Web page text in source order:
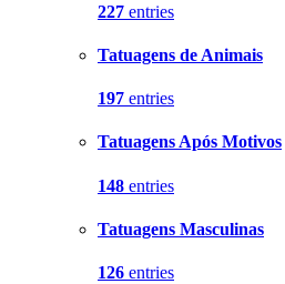
227 entries
Tatuagens de Animais
197 entries
Tatuagens Após Motivos
148 entries
Tatuagens Masculinas
126 entries